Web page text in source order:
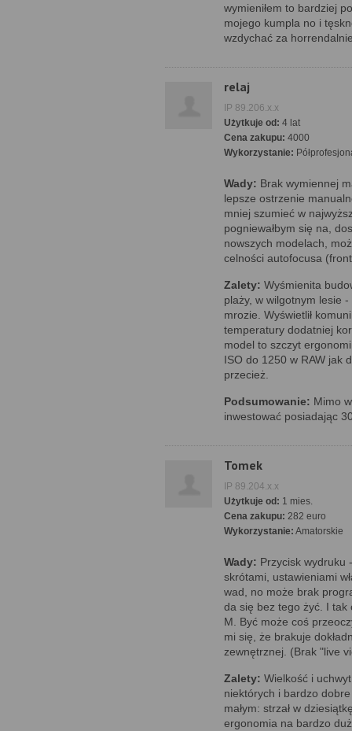
wymieniłem to bardziej
mojego kumpla no i
wzdychać za
relaj
IP 89.206.x.x
Użytkuje od: 4 lat
Cena zakupu: 4000
Wykorzystanie:
Wady: Brak wymiennej
lepsze ostrzenie
mniej szumieć w
pogniewałbym się na,
nowszych modelach,
celności autofocusa
Zalety: Wyśmienita
plaży, w wilgotnym lesie
mrozie. Wyświetlił
temperatury dodatniej
model to szczyt
ISO do 1250 w RAW jak
przecież.
Podsumowanie: Mimo
inwestować posiadając
Tomek
IP 89.204.x.x
Użytkuje od: 1 mies.
Cena zakupu: 282 euro
Wykorzystanie: Amatorskie
Wady: Przycisk wydruku
skrótami, ustawieniami
wad, no może brak
da się bez tego żyć. I tak
M. Być może coś
mi się, że brakuje
zewnętrznej. (Brak "live
Zalety: Wielkość i
niektórych i bardzo dobre
małym: strzał w
ergonomia na bardzo